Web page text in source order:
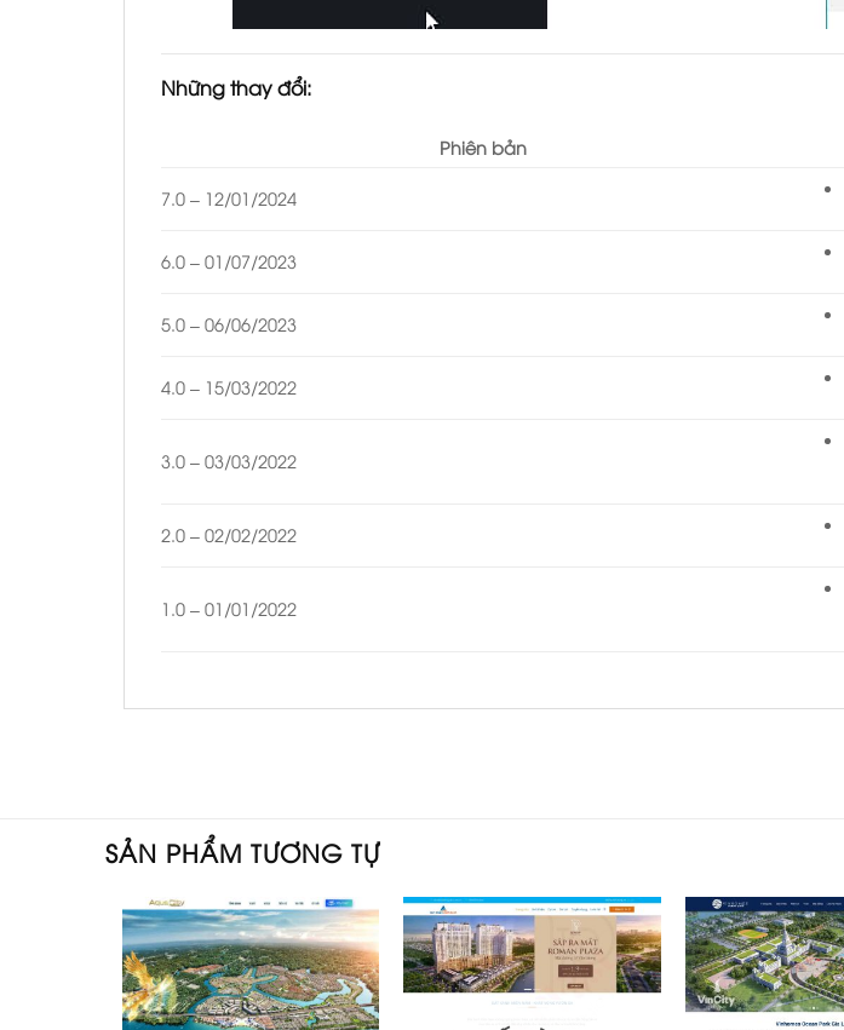
Những thay đổi:
Phiên bản
7.0 – 12/01/2024
6.0 – 01/07/2023
5.0 – 06/06/2023
4.0 – 15/03/2022
3.0 – 03/03/2022
2.0 – 02/02/2022
1.0 – 01/01/2022
SẢN PHẨM TƯƠNG TỰ